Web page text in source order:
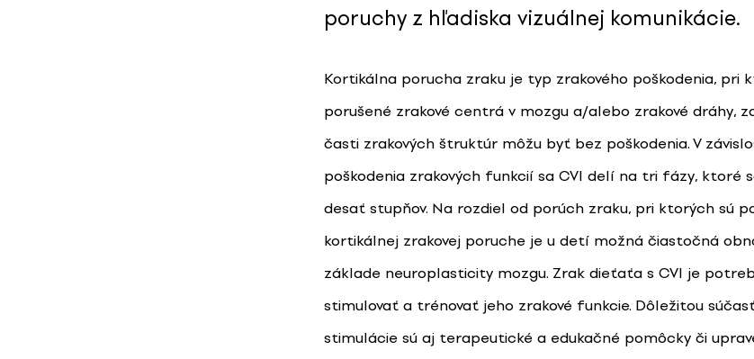
poruchy z hľadiska vizuálnej komunikácie.
Kortikálna porucha zraku je typ zrakového poškodenia, pri
porušené zrakové centrá v mozgu a/alebo zrakové dráhy,
časti zrakových štruktúr môžu byť bez poškodenia. V
poškodenia zrakových funkcií sa CVI delí na tri fázy, ktoré
desať stupňov. Na rozdiel od porúch zraku, pri ktorých sú
kortikálnej zrakovej poruche je u detí možná čiastočná
základe neuroplasticity mozgu. Zrak dieťaťa s CVI je
stimulovať a trénovať jeho zrakové funkcie. Dôležitou
stimulácie sú aj terapeutické a edukačné pomôcky či